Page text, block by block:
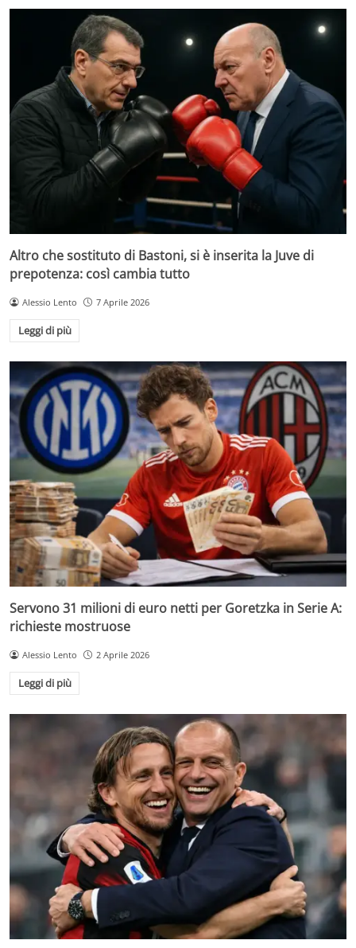
Altro che sostituto di Bastoni, si è inserita la Juve di
prepotenza: così cambia tutto
Alessio Lento 7 Aprile 2026
Leggi di più
Servono 31 milioni di euro netti per Goretzka in Serie A:
richieste mostruose
Alessio Lento 2 Aprile 2026
Leggi di più